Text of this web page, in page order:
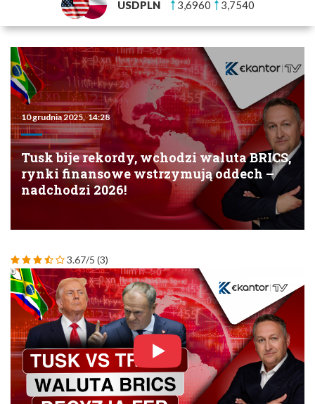
USDPLN 3,6960 3,7540
10 grudnia 2025, 14:28
Tusk bije rekordy, wchodzi waluta BRICS,
rynki finansowe wstrzymują oddech –
nadchodzi 2026!
3.67/5 (3)